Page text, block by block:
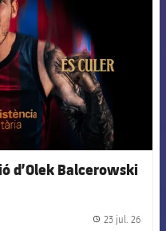
d’Olek Balcerowski
23 jul. 26